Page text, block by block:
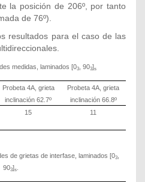
la posición de 206º, por tanto
de 76º).
resultados para el caso de las
medidas, laminados [03 , 903]s
Probeta 4A, grieta
inclinación 62.7º
Probeta 4A, grieta
inclinación 66.8º
15 11
de grietas de interfase, laminados [03,
903]s